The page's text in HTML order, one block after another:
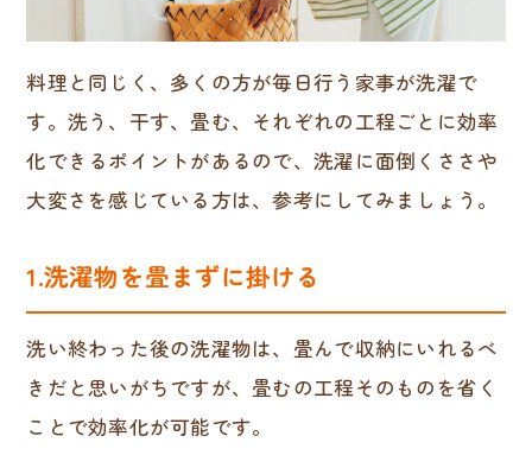
料理と同じく、多くの方が毎日行う家事が洗濯で
す。洗う、干す、畳む、それぞれの工程ごとに効率
化できるポイントがあるので、洗濯に面倒くささや
大変さを感じている方は、参考にしてみましょう。
1.洗濯物を畳まずに掛ける
洗い終わった後の洗濯物は、畳んで収納にいれるべ
きだと思いがちですが、畳むの工程そのものを省く
ことで効率化が可能です。